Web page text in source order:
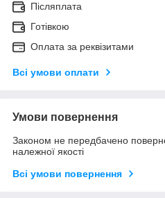
Післяплата
Готівкою
Оплата за реквізитами
Всі умови оплати
Умови повернення
Законом не передбачено
належної якості
Всі умови повернення